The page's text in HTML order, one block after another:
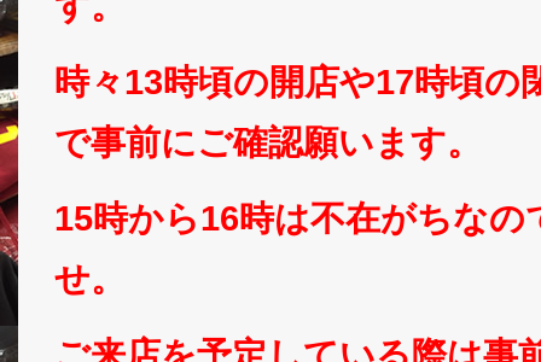
時々13時頃の開店や17時頃の
で事前にご確認願います。
15時から16時は不在がちなの
せ。
ご来店を予定している際は事